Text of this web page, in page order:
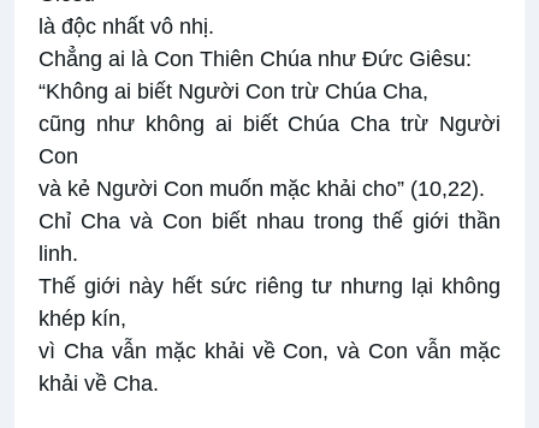
là độc nhất vô nhị.
Chẳng ai là Con Thiên Chúa như Đức Giêsu:
“Không ai biết Người Con trừ Chúa Cha,
cũng như không ai biết Chúa Cha trừ Người
Con
và kẻ Người Con muốn mặc khải cho” (10,22).
Chỉ Cha và Con biết nhau trong thế giới thần
linh.
Thế giới này hết sức riêng tư nhưng lại không
khép kín,
vì Cha vẫn mặc khải về Con, và Con vẫn mặc
khải về Cha.